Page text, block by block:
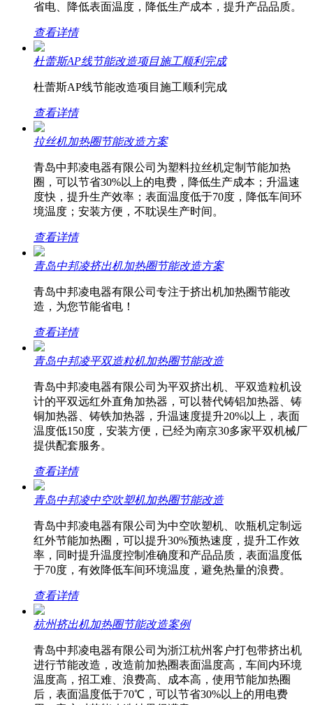
省电、降低表面温度，降低生产成本，提升产品品质。
查看详情
杜蕾斯AP线节能改造项目施工顺利完成
杜蕾斯AP线节能改造项目施工顺利完成
查看详情
拉丝机加热圈节能改造方案
青岛中邦凌电器有限公司为塑料拉丝机定制节能加热
圈，可以节省30%以上的电费，降低生产成本；升温速
度快，提升生产效率；表面温度低于70度，降低车间环
境温度；安装方便，不耽误生产时间。
查看详情
青岛中邦凌挤出机加热圈节能改造方案
青岛中邦凌电器有限公司专注于挤出机加热圈节能改
造，为您节能省电！
查看详情
青岛中邦凌平双造粒机加热圈节能改造
青岛中邦凌电器有限公司为平双挤出机、平双造粒机设
计的平双远红外直角加热器，可以替代铸铝加热器、铸
铜加热器、铸铁加热器，升温速度提升20%以上，表面
温度低150度，安装方便，已经为南京30多家平双机械厂
提供配套服务。
查看详情
青岛中邦凌中空吹塑机加热圈节能改造
青岛中邦凌电器有限公司为中空吹塑机、吹瓶机定制远
红外节能加热圈，可以提升30%预热速度，提升工作效
率，同时提升温度控制准确度和产品品质，表面温度低
于70度，有效降低车间环境温度，避免热量的浪费。
查看详情
杭州挤出机加热圈节能改造案例
青岛中邦凌电器有限公司为浙江杭州客户打包带挤出机
进行节能改造，改造前加热圈表面温度高，车间内环境
温度高，招工难、浪费高、成本高，使用节能加热圈
后，表面温度低于70℃，可以节省30%以上的用电费